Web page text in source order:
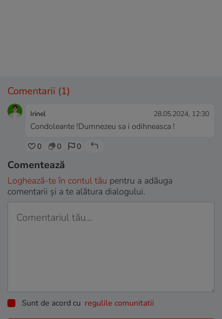
Comentarii (1)
Irinel 28.05.2024, 12:30
Condoleante !Dumnezeu sa i odihneasca !
0 0 0
Comentează
Loghează-te în contul tău pentru a adăuga
comentarii și a te alătura dialogului.
Sunt de acord cu regulile comunitatii